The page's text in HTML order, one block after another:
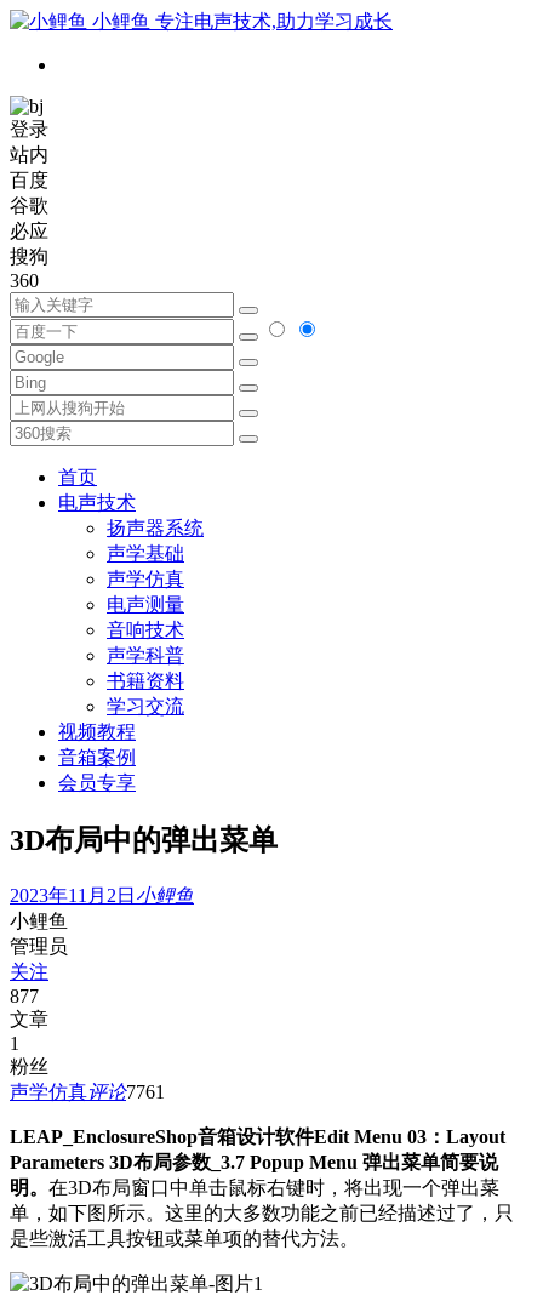
小鲤鱼 专注电声技术,助力学习成长
登录
站内
百度
谷歌
必应
搜狗
360
首页
电声技术
扬声器系统
声学基础
声学仿真
电声测量
音响技术
声学科普
书籍资料
学习交流
视频教程
音箱案例
会员专享
3D布局中的弹出菜单
2023年11月2日 小鲤鱼
小鲤鱼
管理员
关注
877
文章
1
粉丝
声学仿真评论7761
LEAP_EnclosureShop音箱设计软件Edit Menu 03：Layout
Parameters 3D布局参数_3.7 Popup Menu 弹出菜单简要说
明。 在3D布局窗口中单击鼠标右键时，将出现一个弹出菜
单，如下图所示。这里的大多数功能之前已经描述过了，只
是些激活工具按钮或菜单项的替代方法。